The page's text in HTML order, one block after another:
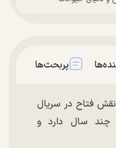
پربحث‌ها
نقش فتاح در سریال
چند سال دارد و